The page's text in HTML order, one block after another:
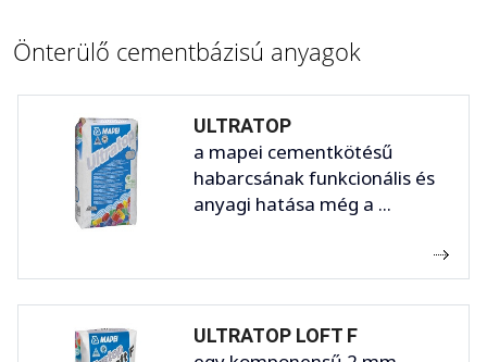
Önterülő cementbázisú anyagok
ULTRATOP
a mapei cementkötésű
habarcsának funkcionális és
anyagi hatása még a ...
ULTRATOP LOFT F